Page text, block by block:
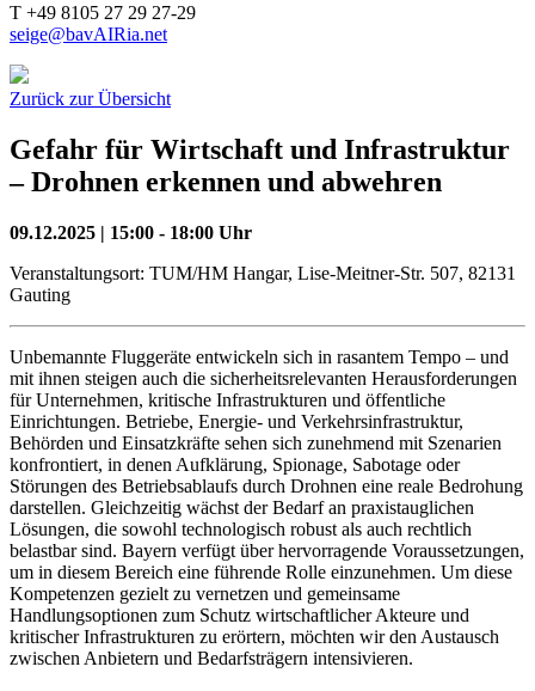
T +49 8105 27 29 27-29
seige@bavAIRia.net
Zurück zur Übersicht
Gefahr für Wirtschaft und Infrastruktur
– Drohnen erkennen und abwehren
09.12.2025 | 15:00 - 18:00 Uhr
Veranstaltungsort: TUM/HM Hangar, Lise-Meitner-Str. 507, 82131
Gauting
Unbemannte Fluggeräte entwickeln sich in rasantem Tempo – und
mit ihnen steigen auch die sicherheitsrelevanten Herausforderungen
für Unternehmen, kritische Infrastrukturen und öffentliche
Einrichtungen. Betriebe, Energie- und Verkehrsinfrastruktur,
Behörden und Einsatzkräfte sehen sich zunehmend mit Szenarien
konfrontiert, in denen Aufklärung, Spionage, Sabotage oder
Störungen des Betriebsablaufs durch Drohnen eine reale Bedrohung
darstellen. Gleichzeitig wächst der Bedarf an praxistauglichen
Lösungen, die sowohl technologisch robust als auch rechtlich
belastbar sind. Bayern verfügt über hervorragende Voraussetzungen,
um in diesem Bereich eine führende Rolle einzunehmen. Um diese
Kompetenzen gezielt zu vernetzen und gemeinsame
Handlungsoptionen zum Schutz wirtschaftlicher Akteure und
kritischer Infrastrukturen zu erörtern, möchten wir den Austausch
zwischen Anbietern und Bedarfsträgern intensivieren.